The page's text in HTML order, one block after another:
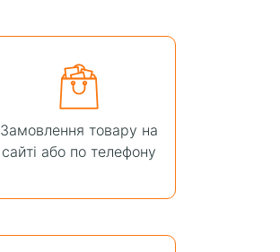
Замовлення товару на
сайті або по телефону